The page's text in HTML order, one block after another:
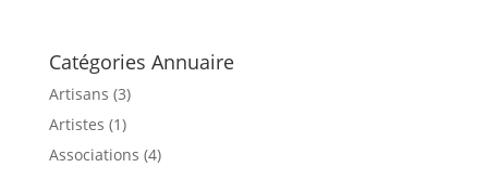
Catégories Annuaire
Artisans (3)
Artistes (1)
Associations (4)